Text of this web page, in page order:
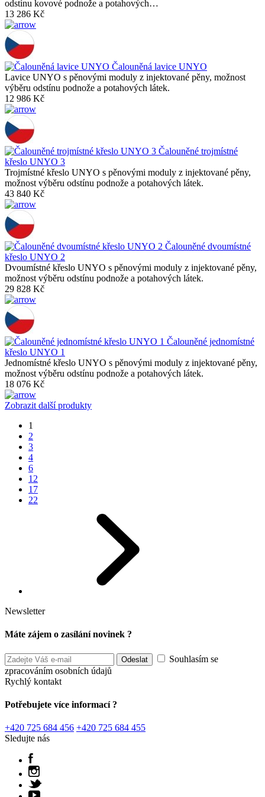
odstínu kovové podnože a potahových…
13 286 Kč
Čalouněná lavice UNYO
Lavice UNYO s pěnovými moduly z injektované pěny, možnost
výběru odstínu podnože a potahových látek.
12 986 Kč
Čalouněné trojmístné
křeslo UNYO 3
Trojmístné křeslo UNYO s pěnovými moduly z injektované pěny,
možnost výběru odstínu podnože a potahových látek.
43 840 Kč
Čalouněné dvoumístné
křeslo UNYO 2
Dvoumístné křeslo UNYO s pěnovými moduly z injektované pěny,
možnost výběru odstínu podnože a potahových látek.
29 828 Kč
Čalouněné jednomístné
křeslo UNYO 1
Jednomístné křeslo UNYO s pěnovými moduly z injektované pěny,
možnost výběru odstínu podnože a potahových látek.
18 076 Kč
Zobrazit další produkty
1
2
3
4
6
12
17
22
Newsletter
Máte zájem o zasílání novinek ?
Souhlasím se
zpracováním osobních údajů
Rychlý kontakt
Potřebujete více informací ?
+420 725 684 456 +420 725 684 455
Sledujte nás